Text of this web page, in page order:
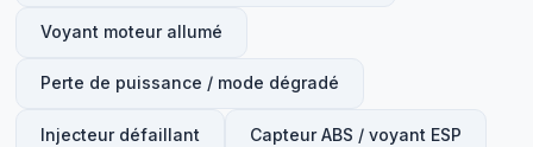
Voyant moteur allumé
Perte de puissance / mode dégradé
Injecteur défaillant Capteur ABS / voyant ESP